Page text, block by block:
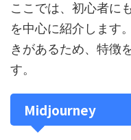
ここでは、初心者に
を中心に紹介します
きがあるため、特徴
す。
Midjourney